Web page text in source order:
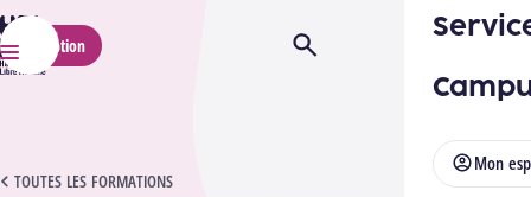
HELMo
Menu
Mon
Inscription Ouvrir/Fermer la recherche
TOUTES LES FORMATIONS
UE16 Q2 LANGUE 2 : NÉERLANDAIS ESPAGNOL